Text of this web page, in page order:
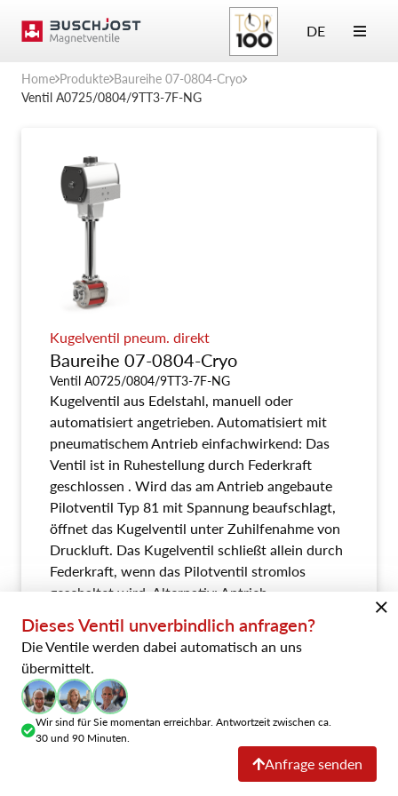
DE
Home Produkte Baureihe 07-0804-Cryo
Ventil A0725/0804/9TT3-7F-NG
Kugelventil pneum. direkt
Baureihe 07-0804-Cryo
Ventil A0725/0804/9TT3-7F-NG
Kugelventil aus Edelstahl, manuell oder
automatisiert angetrieben. Automatisiert mit
pneumatischem Antrieb einfachwirkend: Das
Ventil ist in Ruhestellung durch Federkraft
geschlossen . Wird das am Antrieb angebaute
Pilotventil Typ 81 mit Spannung beaufschlagt,
öffnet das Kugelventil unter Zuhilfenahme von
Druckluft. Das Kugelventil schließt allein durch
Federkraft, wenn das Pilotventil stromlos
geschaltet wird. Alternativ: Antrieb
Handhebel. Ventil geeignet für LN2 - LOx,
gereinigt und entfettet.
Datenblatt explizit
Dieses Ventil unverbindlich anfragen?
Die Ventile werden dabei automatisch an uns
übermittelt.
Wir sind für Sie momentan erreichbar. Antwortzeit zwischen ca.
30 und 90 Minuten.
Anfrage senden